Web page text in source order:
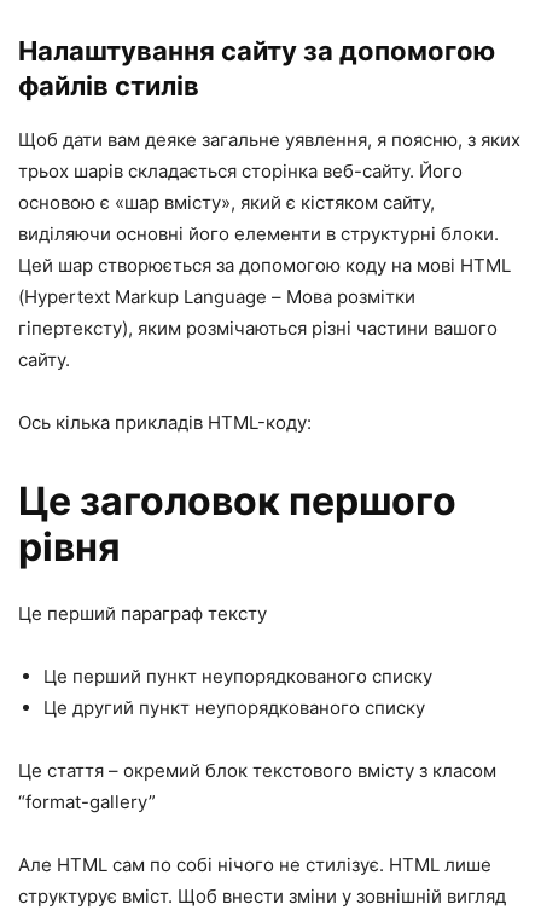
Налаштування сайту за допомогою
файлів стилів
Щоб дати вам деяке загальне уявлення, я поясню, з яких
трьох шарів складається сторінка веб-сайту. Його
основою є «шар вмісту», який є кістяком сайту,
виділяючи основні його елементи в структурні блоки.
Цей шар створюється за допомогою коду на мові HTML
(Hypertext Markup Language – Мова розмітки
гіпертексту), яким розмічаються різні частини вашого
сайту.
Ось кілька прикладів HTML-коду:
Це заголовок першого
рівня
Це перший параграф тексту
Це перший пункт неупорядкованого списку
Це другий пункт неупорядкованого списку
Це стаття – окремий блок текстового вмісту з класом
“format-gallery”
Але HTML сам по собі нічого не стилізує. HTML лише
структурує вміст. Щоб внести зміни у зовнішній вигляд